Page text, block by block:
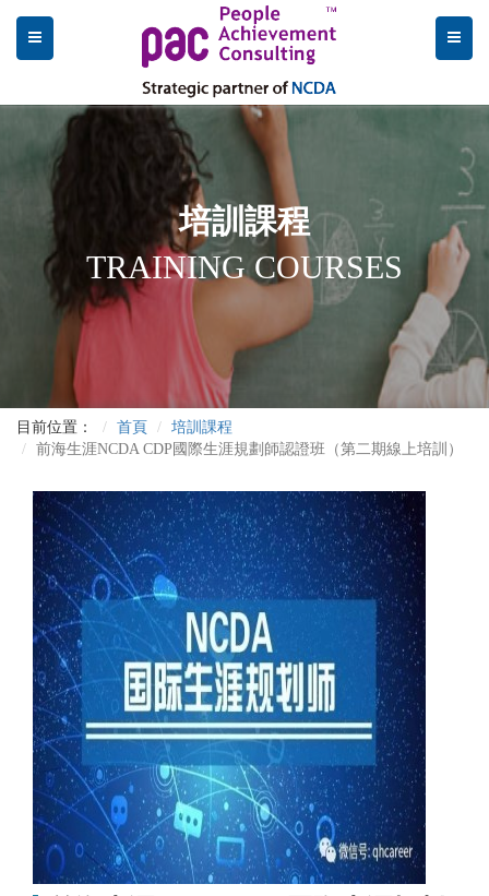
培訓課程
TRAINING COURSES
目前位置： 首頁
培訓課程
前海生涯NCDA CDP國際生涯規劃師認證班（第二期線上培訓）